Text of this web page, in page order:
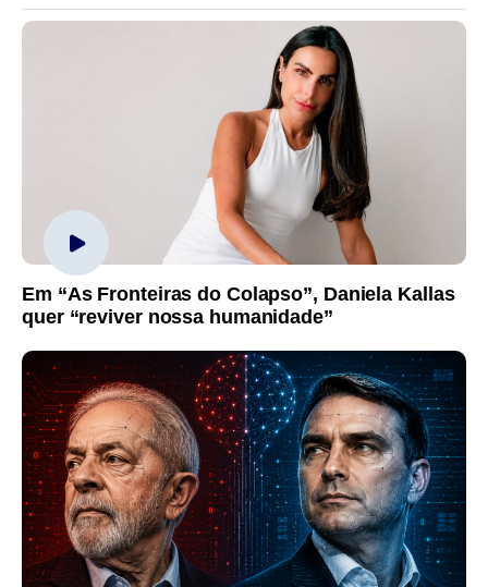
Em “As Fronteiras do Colapso”, Daniela Kallas
quer “reviver nossa humanidade”